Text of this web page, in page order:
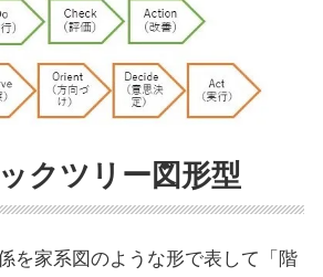
クツリー図形型
を家系図のような形で表して「階